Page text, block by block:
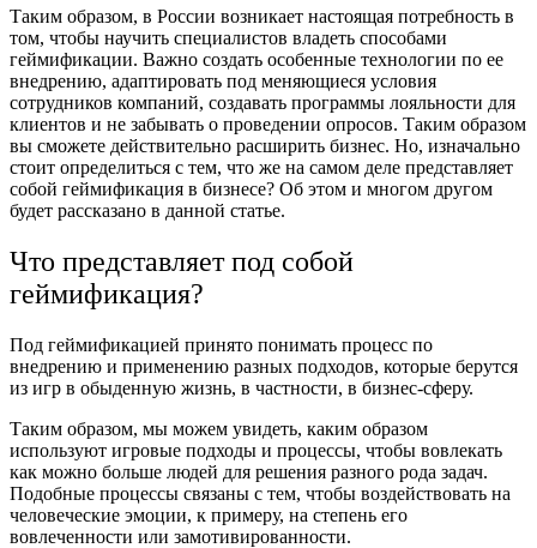
Таким образом, в России возникает настоящая потребность в
том, чтобы научить специалистов владеть способами
геймификации. Важно создать особенные технологии по ее
внедрению, адаптировать под меняющиеся условия
сотрудников компаний, создавать программы лояльности для
клиентов и не забывать о проведении опросов. Таким образом
вы сможете действительно расширить бизнес. Но, изначально
стоит определиться с тем, что же на самом деле представляет
собой геймификация в бизнесе? Об этом и многом другом
будет рассказано в данной статье.
Что представляет под собой
геймификация?
Под геймификацией принято понимать процесс по
внедрению и применению разных подходов, которые берутся
из игр в обыденную жизнь, в частности, в бизнес-сферу.
Таким образом, мы можем увидеть, каким образом
используют игровые подходы и процессы, чтобы вовлекать
как можно больше людей для решения разного рода задач.
Подобные процессы связаны с тем, чтобы воздействовать на
человеческие эмоции, к примеру, на степень его
вовлеченности или замотивированности.